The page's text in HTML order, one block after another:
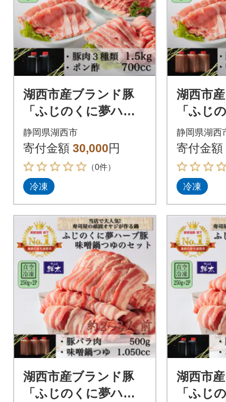
湖西市産ブランド豚
「ふじのくに夢ハー
ブ豚」しゃぶしゃぶ
用3種類(1.5kg)と手作
りポン酢のセット
静岡県湖西市
寄付金額 30,000円
（0件）
冷凍
湖西市
「ふじ
ブ豚」
種
鍋つゆ
静岡県湖西
寄付金額
冷凍
湖西市産ブランド豚
「ふじのくに夢ハー
湖西市
「ふじ